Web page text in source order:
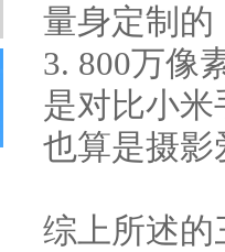
量身定制的
3. 800万像
是对比小
也算是摄影
综上所述的